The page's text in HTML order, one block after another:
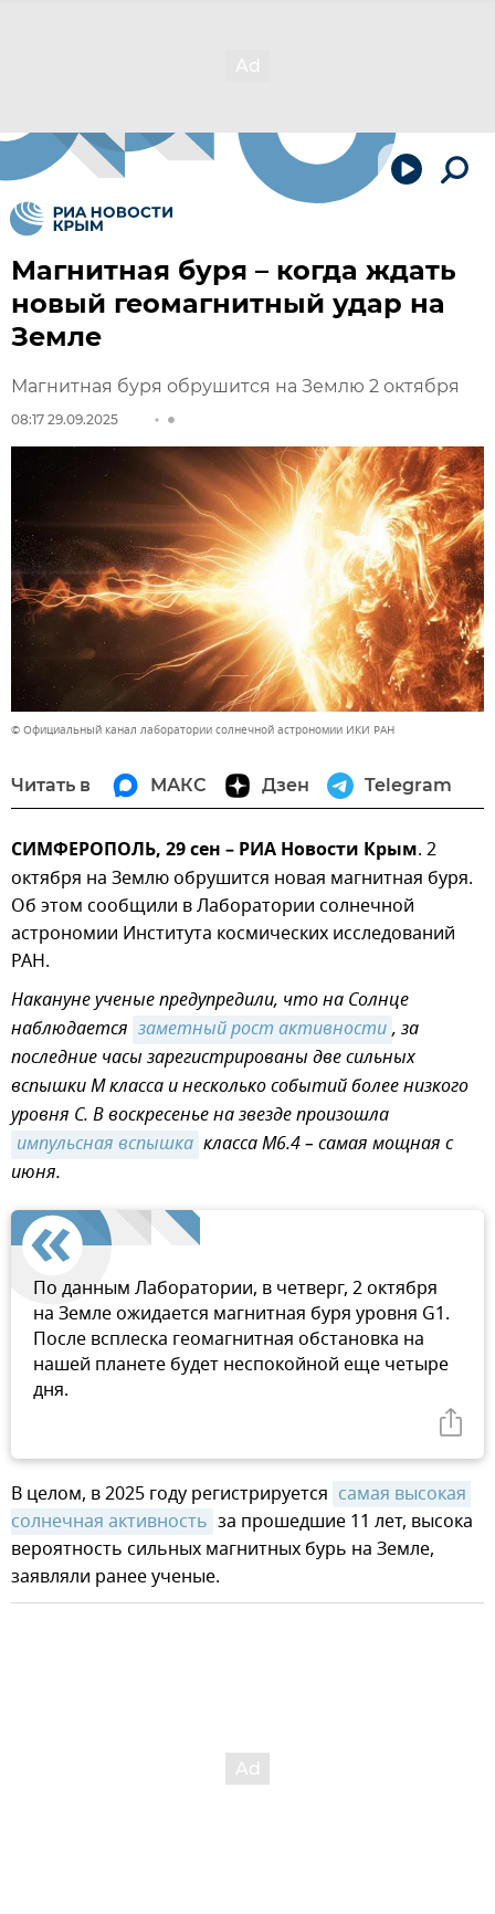
Магнитная буря – когда ждать
новый геомагнитный удар на
Земле
Магнитная буря обрушится на Землю 2 октября
08:17 29.09.2025
© Официальный канал лаборатории солнечной астрономии ИКИ РАН
Читать в МАКС Дзен Telegram
СИМФЕРОПОЛЬ, 29 сен – РИА Новости Крым. 2
октября на Землю обрушится новая магнитная буря.
Об этом сообщили в Лаборатории солнечной
астрономии Института космических исследований
РАН.
Накануне ученые предупредили, что на Солнце
наблюдается заметный рост активности, за
последние часы зарегистрированы две сильных
вспышки M класса и несколько событий более низкого
уровня С. В воскресенье на звезде произошла
импульсная вспышка класса M6.4 – самая мощная с
июня.
По данным Лаборатории, в четверг, 2 октября
на Земле ожидается магнитная буря уровня G1.
После всплеска геомагнитная обстановка на
нашей планете будет неспокойной еще четыре
дня.
В целом, в 2025 году регистрируется самая высокая
солнечная активность за прошедшие 11 лет, высока
вероятность сильных магнитных бурь на Земле,
заявляли ранее ученые.